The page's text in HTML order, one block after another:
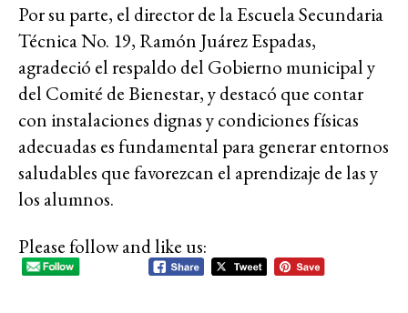
Por su parte, el director de la Escuela Secundaria
Técnica No. 19, Ramón Juárez Espadas,
agradeció el respaldo del Gobierno municipal y
del Comité de Bienestar, y destacó que contar
con instalaciones dignas y condiciones físicas
adecuadas es fundamental para generar entornos
saludables que favorezcan el aprendizaje de las y
los alumnos.
Please follow and like us: